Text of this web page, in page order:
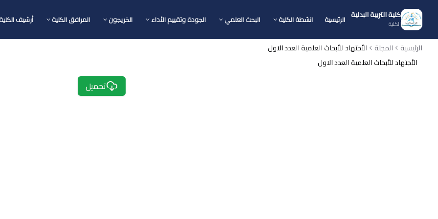
كلية التربية البدنية
الكلية الرئيسية انشطة الكلية البحث العلمي الجودة وتقييم الأداء الخريجون المرافق الكلية أرشيف
الرئيسية المجلة الأجتهاد للأبحاث العلمية العدد الاول
الأجتهاد للأبحاث العلمية العدد الاول
تحميل